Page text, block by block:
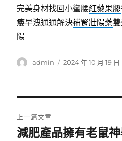
完美身材找回小蠻腰紅藜果膠
痿早洩通通解決補腎壯陽藥
陽
作
admin
發
2024 年 10 月 19 日
章
上一篇文章
上
減肥產品擁有老鼠